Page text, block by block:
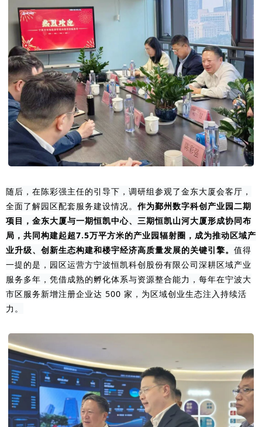
随后，在陈彩强主任的引导下，调研组参观了金东大厦会客厅，
全面了解园区配套服务建设情况。 作为鄞州数字科创产业园二期
项目，金东大厦与一期恒凯中心、三期恒凯山河大厦形成协同布
局 ，共同构建起超7.5万平方米的产业园辐射圈，成为推动区域产
业升级、创新生态构建和楼宇经济高质量发展的关键引擎。 值得
一提的是，园区运营方宁波恒凯科创股份有限公司深耕区域产业
服务多年，凭借成熟的孵化体系与资源整合能力，每年在宁波大
市区服务新增注册企业达 500 家，为区域创业生态注入持续活
力。